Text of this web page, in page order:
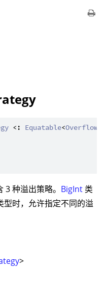
<: Equatable<
种溢出策略。 BigInt 类
型时，允许指定不同的溢
>